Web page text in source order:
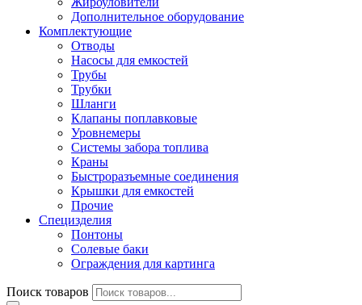
Дополнительное оборудование
Комплектующие
Отводы
Насосы для емкостей
Трубы
Трубки
Шланги
Клапаны поплавковые
Уровнемеры
Системы забора топлива
Краны
Быстроразъемные соединения
Крышки для емкостей
Прочие
Специзделия
Понтоны
Солевые баки
Ограждения для картинга
Поиск товаров